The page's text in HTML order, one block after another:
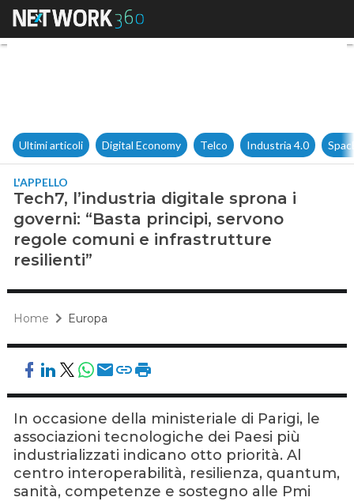
Tech7, l’industria digitale
Ultimi articoli Digital Economy Telco Industria 4.0
L'APPELLO
Tech7, l’industria digitale sprona i
governi: “Basta principi, servono
regole comuni e infrastrutture
resilienti”
Home Europa
In occasione della ministeriale di Parigi, le
associazioni tecnologiche dei Paesi più
industrializzati indicano otto priorità. Al
centro interoperabilità, resilienza, quantum,
sanità, competenze e sostegno alle Pmi